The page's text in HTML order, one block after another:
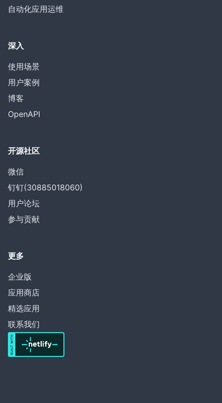
自动化应用运维
深入
使用场景
用户案例
博客
OpenAPI
开源社区
微信
钉钉(30885018060)
用户论坛
参与贡献
更多
企业版
应用商店
精选应用
联系我们